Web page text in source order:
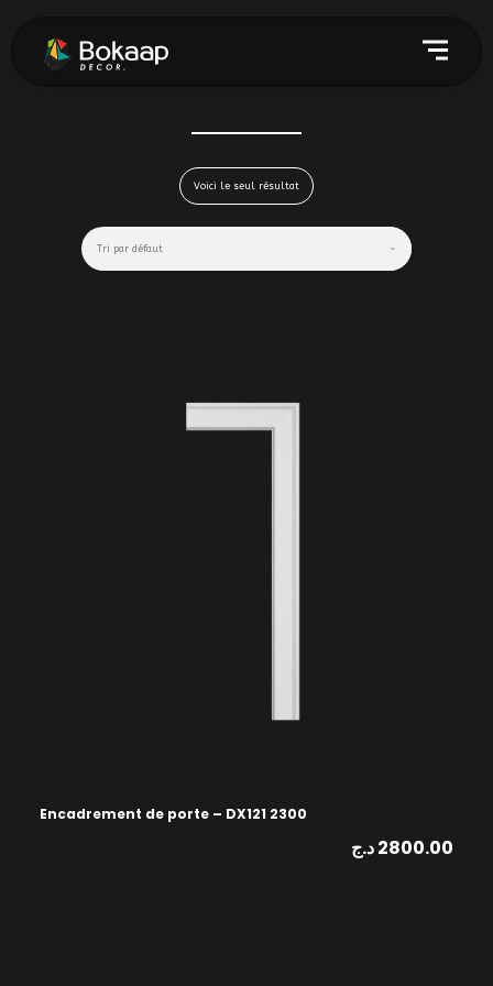
Voici le seul résultat
Encadrement de porte – DX121 2300
2800.00د.ج